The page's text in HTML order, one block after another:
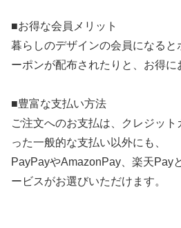
■お得な会員メリット
暮らしのデザインの会員になると
ーポンが配布されたりと、お得に
■豊富な支払い方法
ご注文へのお支払は、クレジッ
った一般的な支払い以外にも、
PayPayやAmazonPay、楽天Pay
ービスがお選びいただけます。